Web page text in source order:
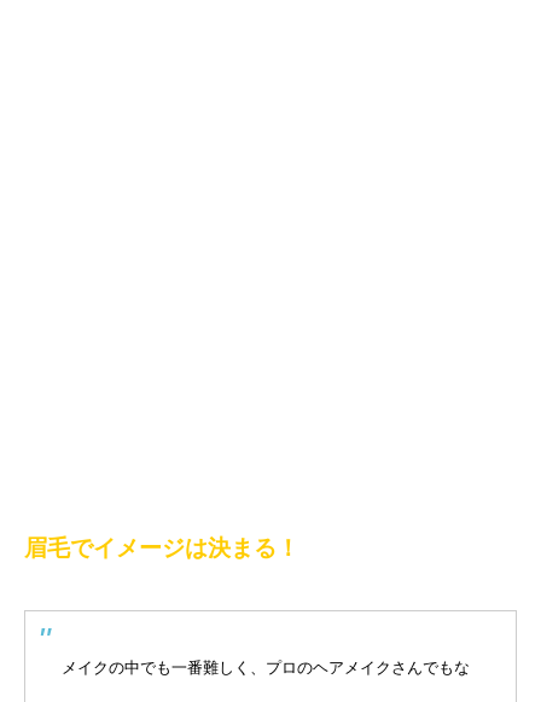
眉毛でイメージは決まる！
メイクの中でも一番難しく、プロのヘアメイクさんでもな